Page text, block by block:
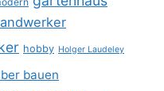
hobby Holger Laudeley
bauen